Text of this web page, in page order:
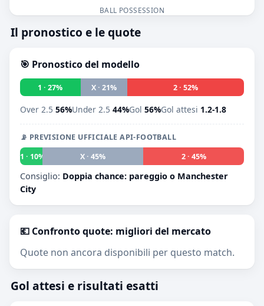
BALL POSSESSION
Il pronostico e le quote
🎯 Pronostico del modello
1 · 27% X · 21% 2 · 52%
Over 2.5 56%Under 2.5 44%Gol 56%Gol attesi 1.2-1.8
📡 PREVISIONE UFFICIALE API-FOOTBALL
1 · 10%
X · 45% 2 · 45%
Consiglio: Doppia chance: pareggio o Manchester
City
💶 Confronto quote: migliori del mercato
Quote non ancora disponibili per questo match.
Gol attesi e risultati esatti